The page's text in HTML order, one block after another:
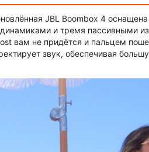
JBL Boombox 4
и тремя пассивными
вам не придётся и пальцем
звук, обеспечивая